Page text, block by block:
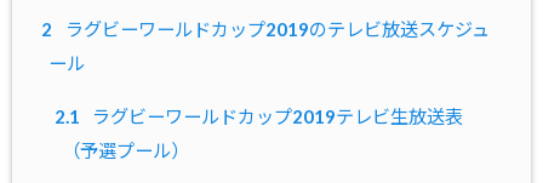
2
ラグビーワールドカップ2019のテレビ放送スケジュ
ール
2.1
ラグビーワールドカップ2019テレビ生放送表
（予選プール）